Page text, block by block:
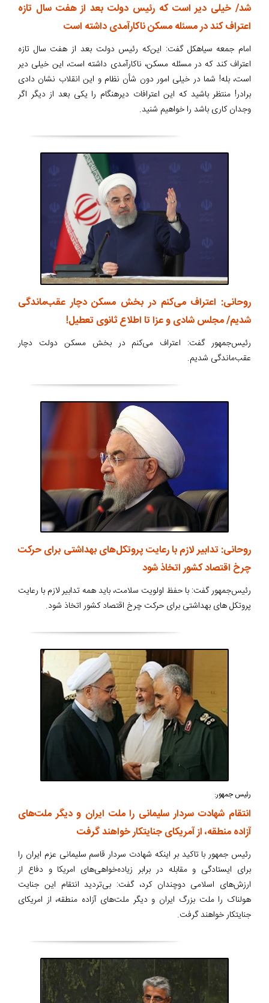
شد/ خیلی دیر است که رئیس دولت بعد از هفت سال تازه
اعتراف کند در مسئله مسکن ناکارآمدی داشته است
امام جمعه سیاهکل گفت: این‌که رئیس دولت بعد از هفت سال تازه
اعتراف کند که در مسئله مسکن، ناکارآمدی داشته است، این خیلی دیر
است، بله! شما در خیلی امور دون شأن نظام و این انقلاب نشان دادی
برادر! منتظر باشید که این اعترافات دیرهنگام را یکی بعد از دیگر اگر
وجدان کاری باشد را خواهیم شنید.
روحانی: اعتراف می‌کنم در بخش مسکن دچار عقب‌ماندگی
شدیم/ مجلس شادی و عزا تا اطلاع ثانوی تعطیل!
رئیس‌جمهور گفت: اعتراف می‌کنم در بخش مسکن دولت دچار
عقب‌ماندگی شدیم.
روحانی: تدابیر لازم با رعایت پروتکل‌های بهداشتی برای حرکت
چرخ اقتصاد کشور اتخاذ شود
رئیس‌جمهور گفت: با حفظ اولویت سلامت، باید همه تدابیر لازم با رعایت
پروتکل های بهداشتی برای حرکت چرخ اقتصاد کشور اتخاذ شود.
رئیس جمهور:
انتقام شهادت سردار سلیمانی را ملت ایران و دیگر ملت‌های
آزاده منطقه، از آمریکای جنایتکار خواهند گرفت
رئیس جمهور با تاکید بر اینکه شهادت سردار قاسم سلیمانی عزم ایران را
برای ایستادگی و مقابله در برابر زیاده‌خواهی‌های امریکا و دفاع از
ارزش‌های اسلامی دوچندان کرد، گفت: بی‌تردید انتقام این جنایت
هولناک را ملت بزرگ ایران و دیگر ملت‌های آزاده منطقه، از امریکای
جنایتکار خواهند گرفت.